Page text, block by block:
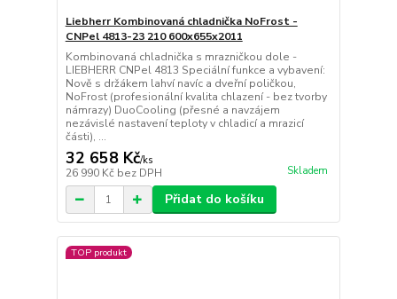
Liebherr Kombinovaná chladnička NoFrost -
CNPel 4813-23 210 600x655x2011
Kombinovaná chladnička s mrazničkou dole -
LIEBHERR CNPel 4813 Speciální funkce a vybavení:
Nově s držákem lahví navíc a dveřní poličkou,
NoFrost (profesionální kvalita chlazení - bez tvorby
námrazy) DuoCooling (přesné a navzájem
nezávislé nastavení teploty v chladicí a mrazicí
části), ...
32 658 Kč/ks
26 990 Kč bez DPH Skladem
Přidat do košíku
TOP produkt